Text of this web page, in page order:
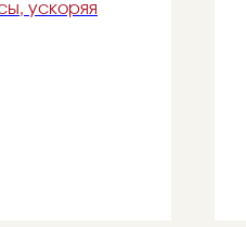
ускоряя